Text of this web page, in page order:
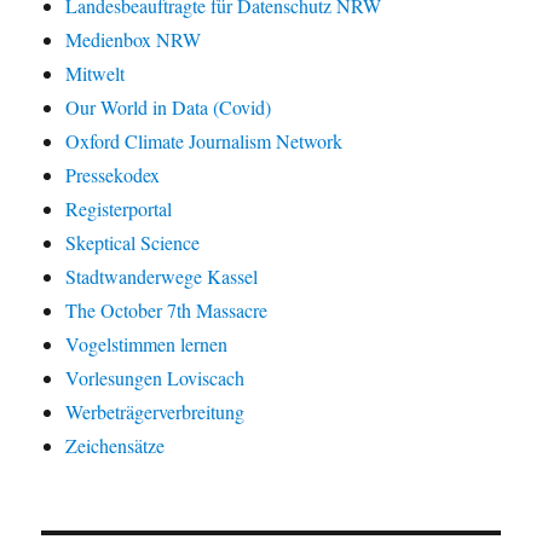
Medienbox NRW
Mitwelt
Our World in Data (Covid)
Oxford Climate Journalism Network
Pressekodex
Registerportal
Skeptical Science
Stadtwanderwege Kassel
The October 7th Massacre
Vogelstimmen lernen
Vorlesungen Loviscach
Werbeträgerverbreitung
Zeichensätze